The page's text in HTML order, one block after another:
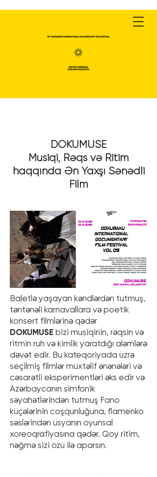
DOKUMUSE
Musiqi, Rəqs və Ritim
haqqında Ən Yaxşı Sənədli
Film
Baletlə yaşayan kəndlərdən tutmuş,
təntənəli karnavallara və poetik
konsert filmlərinə qədər
DOKUMUSE bizi musiqinin, rəqsin və
ritmin ruh və kimlik yaratdığı aləmlərə
dəvət edir. Bu kateqoriyada üzrə
seçilmiş filmlər müxtəlif ənənələri və
cəsarətli eksperimentləri əks edir və
Azərbaycanın simfonik
səyahətlərindən tutmuş Fano
küçələrinin coşqunluğuna, flamenko
səslərindən üsyanın oyunsal
xoreoqrafiyasına qədər. Qoy ritim,
nəğmə sizi özü ilə aparsın.